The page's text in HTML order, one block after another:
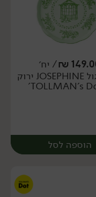
יח׳
₪/ יח׳
מגש עגול JOSEPHINE ירוק
הוספה לסל